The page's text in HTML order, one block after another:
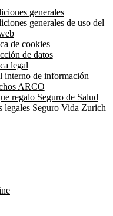
generales
generales de uso del
de cookies
de datos
legal
interno de información
ARCO
regalo Seguro de Salud
legales Seguro Vida Zurich